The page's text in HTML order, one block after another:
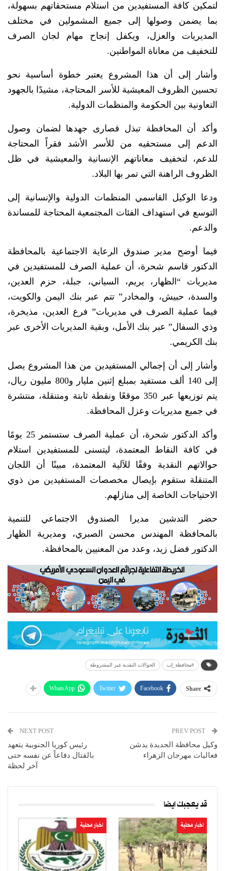
لتمكين كافة المستفيدين من استلام مستحقاتهم بسهولة،
بما يضمن وصولها إلى جميع المشمولين في مختلف
المديريات والعزل، ويكفل إنجاح مهام لجان الصرف
للتخفيف من معاناة المواطنين.
وأشار إلى أن هذا المشروع يعتبر خطوة أساسية نحو
تحسين الظروف المعيشية للأسر المحتاجة، مشيدًا بالجهود
التعاونية بين الحكومة والمنظمات الدولية.
وأكد أن المحافظة تبذل قصارى جهدها لضمان وصول
الدعم إلى مستحقيه من للأسر الأشد فقراً المحتاجة
للدعم، لتخفيف معاناتهم الإنسانية والمعيشية في ظل
الظروف الراهنة التي تمر بها البلاد.
ودعا الوكيل القاسمي المنظمات الدولية والإنسانية إلى
التوسع في استهداف الفئات المجتمعية المحتاجة للمساندة
والدعم.
فيما أوضح مدير صندوق الرعاية الاجتماعية بالمحافظة
الدكتور قاسم شحرة، أن عملية الصرف للمستفيدين في
مديريات “الظهار، يريم، السياني، جبلة، حزم العدين،
والسدة، حبيش، والمخادر” تتم عبر بنك اليمن والكويت،
فيما عملية الصرف في مديريات” فرع العدين، مذيخرة،
وذي السفال” عبر بنك الأمل، وبقية المديريات الأخرى عبر
بنك الكريمي.
وأشار إلى أن إجمالي المستفيدين من هذا المشروع يصل
إلى 140 ألف مستفيد بمبلغ إثنين مليار و800 مليون ريال،
يتم توزيعها عبر 350 موقعًا ونقطة ثابتة ومتنقلة، منتشرة
في جميع مديريات وعزل المحافظة.
وأكد الدكتور شحرة، أن عملية الصرف ستستمر 25 يومًا
في كافة النقاط المعتمدة، ليتسنى للمستفيدين استلام
حوالاتهم النقدية وفقًا للآلية المعتمدة، مبينًا أن اللجان
المتنقلة ستقوم بإيصال مخصصات المستفيدين من ذوي
الاحتياجات الخاصة إلى منازلهم.
حضر التدشين مديرا الصندوق الاجتماعي للتنمية
بالمحافظة المهندس محسن الصبري، ومديرية الظهار
الدكتور فضل زيد، وعدد من المعنيين بالمحافظة.
#محافظة_إب الحوالات النقدية غير المشروطة
Share
Facebook
Twitter
WhatsApp
وكيل محافظة الحديدة يدشن
فعاليات مهرجان الزهراء
NEXT POST
رئيس كوريا الجنوبية يتعهد
بالقتال دفاعاً عن نفسه حتى
آخر لحظة
قد يعجبك ايضا
اخبار محلية اخبار محلية